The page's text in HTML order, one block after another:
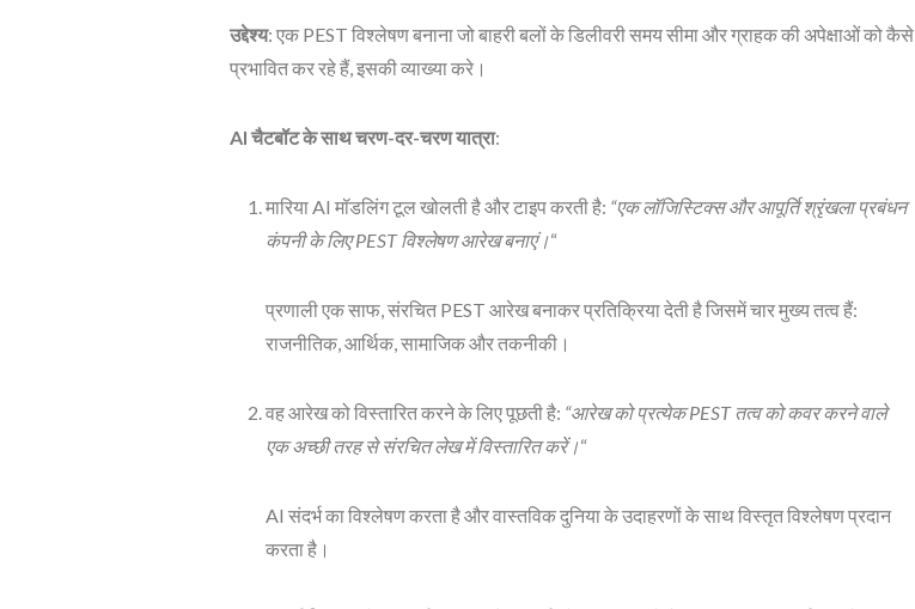
उद्देश्य: एक PEST विश्लेषण बनाना जो बाहरी बलों के डिलीवरी समय सीमा और ग्राहक की अपेक्षाओं को कैसे
प्रभावित कर रहे हैं, इसकी व्याख्या करे।
AI चैटबॉट के साथ चरण-दर-चरण यात्रा:
मारिया AI मॉडलिंग टूल खोलती है और टाइप करती है: “एक लॉजिस्टिक्स और आपूर्ति श्रृंखला प्रबंधन
कंपनी के लिए PEST विश्लेषण आरेख बनाएं।“
प्रणाली एक साफ, संरचित PEST आरेख बनाकर प्रतिक्रिया देती है जिसमें चार मुख्य तत्व हैं:
राजनीतिक, आर्थिक, सामाजिक और तकनीकी।
वह आरेख को विस्तारित करने के लिए पूछती है: “आरेख को प्रत्येक PEST तत्व को कवर करने वाले
एक अच्छी तरह से संरचित लेख में विस्तारित करें।“
AI संदर्भ का विश्लेषण करता है और वास्तविक दुनिया के उदाहरणों के साथ विस्तृत विश्लेषण प्रदान
करता है।